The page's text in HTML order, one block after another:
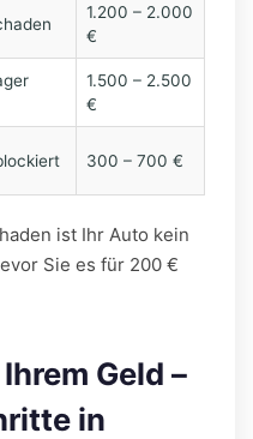
1.200 – 2.000
€
1.500 – 2.500
€
300 – 700 €
ist Ihr Auto kein
Sie es für 200 €
Geld –
in